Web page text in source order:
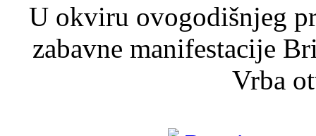
U okviru ovogodišnjeg
zabavne manifestacije
Vrba